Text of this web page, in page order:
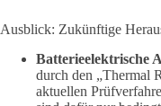
Ausblick: Zukünftige
Batterieelektrische
durch den „Thermal
aktuellen